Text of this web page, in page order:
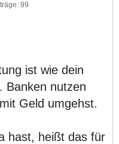
99
ist wie dein
Banken nutzen
Geld umgehst.
hast, heißt das für